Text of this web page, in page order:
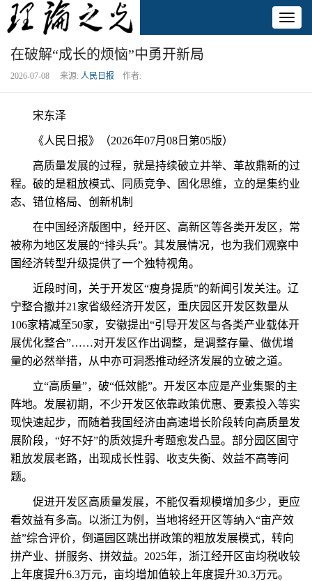
在破解“成长的烦恼”中勇开新局
2026-07-08 来源: 人民日报 作者:
宋东泽
《人民日报》（2026年07月08日第05版）
高质量发展的过程，就是持续破立并举、革故鼎新的过
程。破的是粗放模式、同质竞争、固化思维，立的是集约业
态、错位格局、创新机制
在中国经济版图中，经开区、高新区等各类开发区，常
被称为地区发展的“排头兵”。其发展情况，也为我们观察中
国经济转型升级提供了一个独特视角。
近段时间，关于开发区“瘦身提质”的新闻引发关注。辽
宁整合撤并21家省级经济开发区，重庆园区开发区数量从
106家精减至50家，安徽提出“引导开发区与各类产业载体开
展优化整合”……对开发区作出调整，是调整存量、做优增
量的必然举措，从中亦可洞悉推动经济发展的立破之道。
立“高质量”，破“低效能”。开发区本应是产业集聚的主
阵地。发展初期，不少开发区依靠政策优惠、要素投入等实
现快速起步，而随着我国经济由高速增长阶段转向高质量发
展阶段，“好不好”的质效提升考题愈发凸显。部分园区固守
粗放发展老路，出现成长性弱、收支失衡、效益不高等问
题。
促进开发区高质量发展，不能仅看规模增加多少，更应
看效益有多高。以浙江为例，当地将经开区等纳入“亩产效
益”综合评价，倒逼园区跳出拼政策的粗放发展模式，转向
拼产业、拼服务、拼效益。2025年，浙江经开区亩均税收较
上年度提升6.3万元，亩均增加值较上年度提升30.3万元。